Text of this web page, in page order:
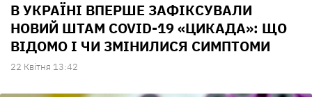
В УКРАЇНІ ВПЕРШЕ ЗАФІКСУВАЛИ
НОВИЙ ШТАМ COVID-19 «ЦИКАДА»: ЩО
ВІДОМО І ЧИ ЗМІНИЛИСЯ СИМПТОМИ
22 Квiтня 13:42